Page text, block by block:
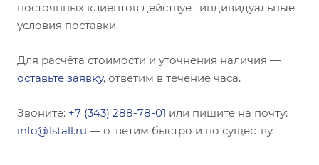
постоянных клиентов действует индивидуальные
условия поставки.
Для расчёта стоимости и уточнения наличия —
оставьте заявку, ответим в течение часа.
Звоните: +7 (343) 288-78-01 или пишите на почту:
info@1stall.ru — ответим быстро и по существу.